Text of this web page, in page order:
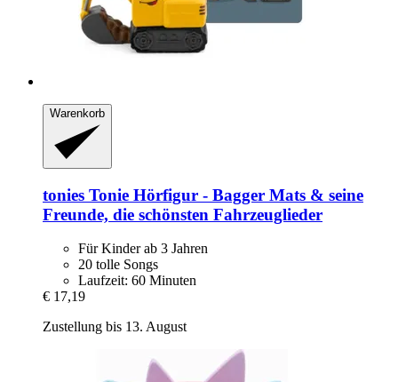
Warenkorb
tonies Tonie Hörfigur -​ Bagger Mats & seine
Freunde, die schönsten Fahrzeuglieder
Für Kinder ab 3 Jahren
20 tolle Songs
Laufzeit: 60 Minuten
€ 17,19
Zustellung bis 13. August